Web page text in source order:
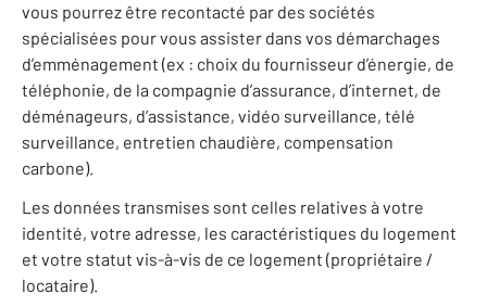
vous pourrez être recontacté par des sociétés
spécialisées pour vous assister dans vos démarchages
d’emménagement (ex : choix du fournisseur d’énergie, de
téléphonie, de la compagnie d’assurance, d’internet, de
déménageurs, d’assistance, vidéo surveillance, télé
surveillance, entretien chaudière, compensation
carbone).
Les données transmises sont celles relatives à votre
identité, votre adresse, les caractéristiques du logement
et votre statut vis-à-vis de ce logement (propriétaire /
locataire).